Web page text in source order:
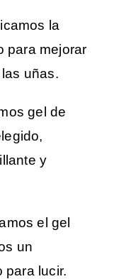
la
para mejorar
uñas.
gel de
y
el gel
un
para lucir.